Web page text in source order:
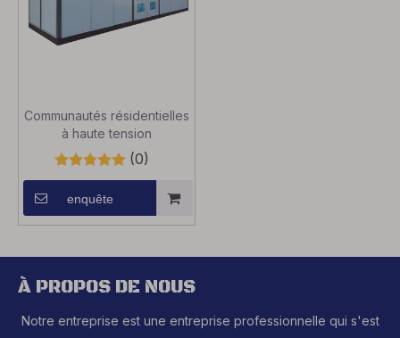
Communautés résidentielles
à haute tension
(0)
enquête
À PROPOS DE NOUS
Notre entreprise est une entreprise professionnelle qui s'est